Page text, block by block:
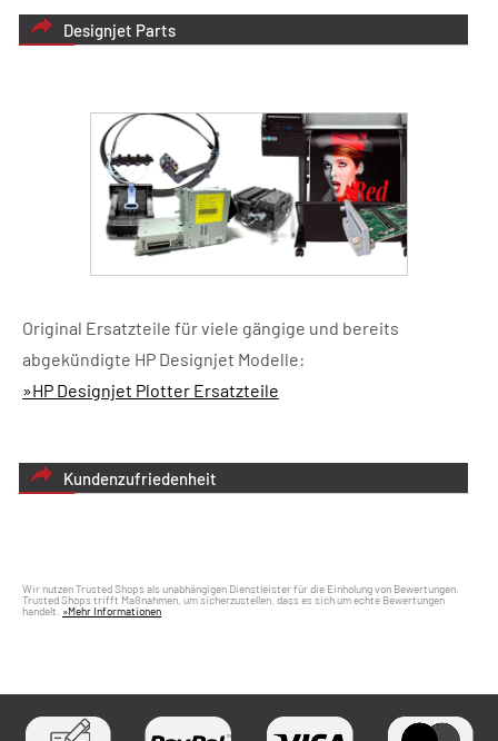
Designjet Parts
Original Ersatzteile für viele gängige und bereits
abgekündigte HP Designjet Modelle:
»HP Designjet Plotter Ersatzteile
Kundenzufriedenheit
Wir nutzen Trusted Shops als unabhängigen Dienstleister für die Einholung von Bewertungen.
Trusted Shops trifft Maßnahmen, um sicherzustellen, dass es sich um echte Bewertungen
handelt. »Mehr Informationen